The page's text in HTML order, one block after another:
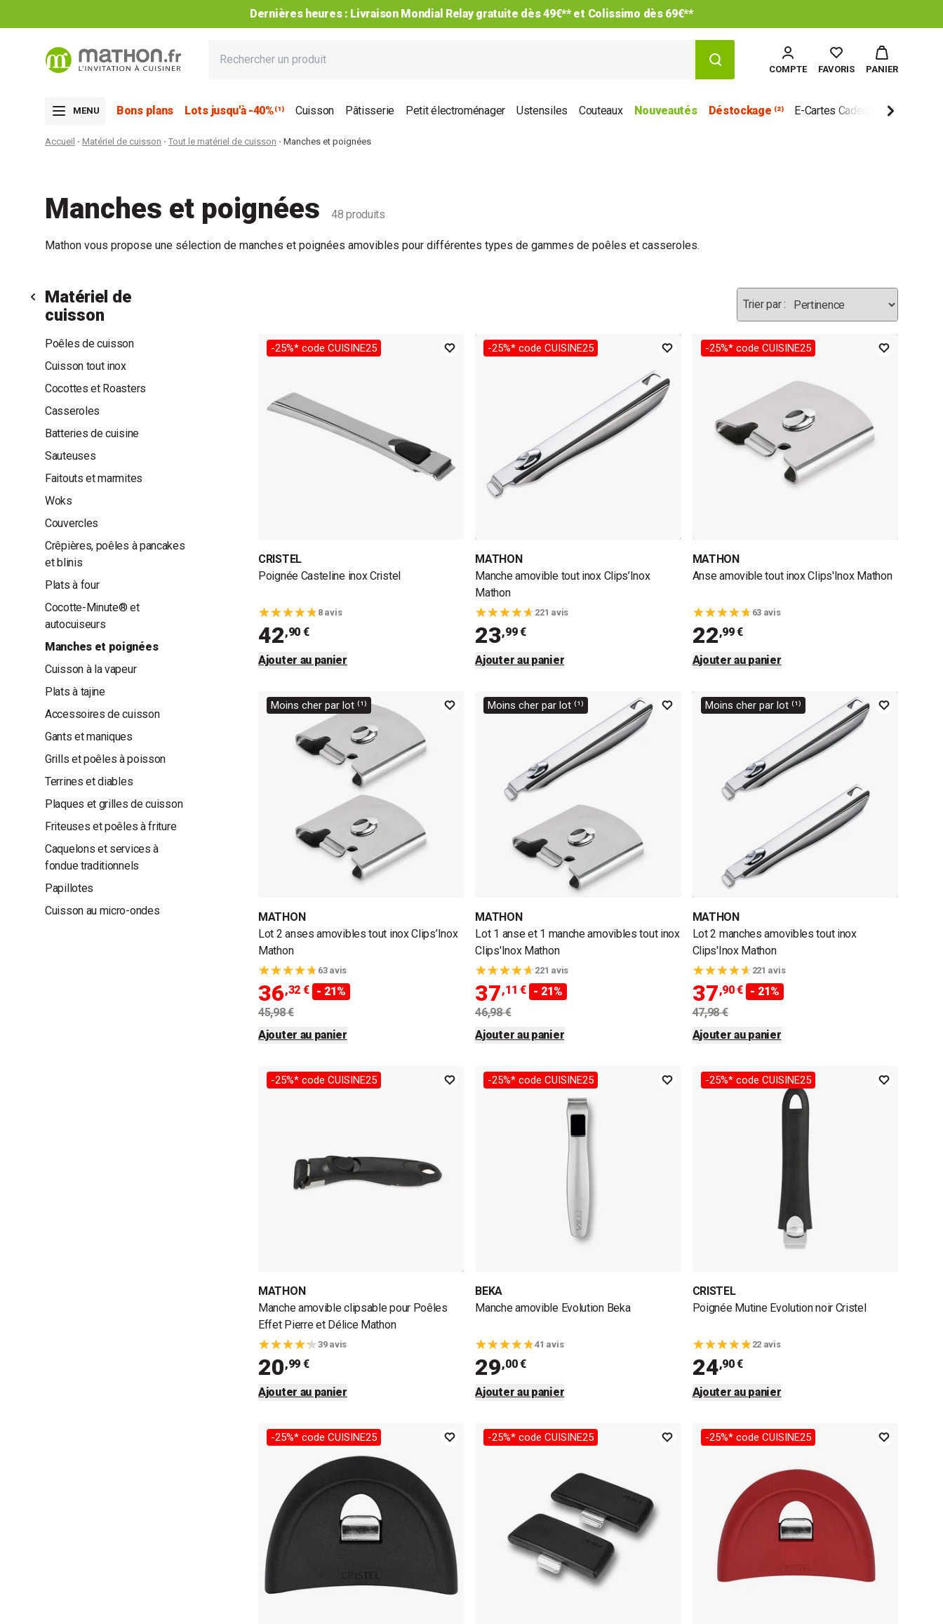
Dernières heures : Livraison Mondial Relay gratuite dès 49€** et Colissimo dès 69€**
COMPTE FAVORIS PANIER
MENU Bons plans Lots jusqu'à -40%⁽¹⁾ Cuisson Pâtisserie Petit électroménager Ustensiles Couteaux Nouveautés Déstockage ⁽²⁾ E-Cartes Cadeau Marques
Accueil Matériel de cuisson Tout le matériel de cuisson Manches et poignées
Manches et poignées 48 produits
Mathon vous propose une sélection de manches et poignées amovibles pour différentes types de gammes de poêles et casseroles.
Matériel de
cuisson
Poêles de cuisson
Cuisson tout inox
Cocottes et Roasters
Casseroles
Batteries de cuisine
Sauteuses
Faitouts et marmites
Woks
Couvercles
Crêpières, poêles à pancakes
et blinis
Plats à four
Cocotte-Minute® et
autocuiseurs
Manches et poignées
Cuisson à la vapeur
Plats à tajine
Accessoires de cuisson
Gants et maniques
Grills et poêles à poisson
Terrines et diables
Plaques et grilles de cuisson
Friteuses et poêles à friture
Caquelons et services à
fondue traditionnels
Papillotes
Cuisson au micro-ondes
-25%* code CUISINE25
CRISTEL
Poignée Casteline inox Cristel
8 avis
42,90 €
Ajouter au panier
-25%* code CUISINE25
MATHON
Manche amovible tout inox Clips’Inox
Mathon
221 avis
23,99 €
Ajouter au panier
-25%* code CUISINE25
MATHON
Anse amovible tout inox Clips'Inox Mathon
63 avis
22,99 €
Ajouter au panier
Moins cher par lot ⁽¹⁾
MATHON
Lot 2 anses amovibles tout inox Clips’Inox
Mathon
63 avis
36,32 €
- 21%
45,98 €
Ajouter au panier
Moins cher par lot ⁽¹⁾
MATHON
Lot 1 anse et 1 manche amovibles tout inox
Clips'Inox Mathon
221 avis
37,11 € - 21%
46,98 €
Ajouter au panier
Moins cher par lot ⁽¹⁾
MATHON
Lot 2 manches amovibles tout inox
Clips'Inox Mathon
221 avis
37,90 € - 21%
47,98 €
Ajouter au panier
-25%* code CUISINE25
MATHON
Manche amovible clipsable pour Poêles
Effet Pierre et Délice Mathon
39 avis
20,99 €
Ajouter au panier
-25%* code CUISINE25
BEKA
Manche amovible Evolution Beka
41 avis
29,00 €
Ajouter au panier
-25%* code CUISINE25
CRISTEL
Poignée Mutine Evolution noir Cristel
22 avis
24,90 €
Ajouter au panier
-25%* code CUISINE25 -25%* code CUISINE25 -25%* code CUISINE25